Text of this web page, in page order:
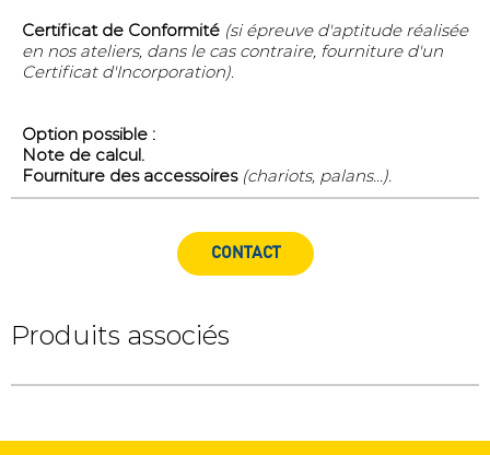
Certificat de Conformité (si épreuve d'aptitude réalisée
en nos ateliers, dans le cas contraire, fourniture d'un
Certificat d'Incorporation).
Option possible :
Note de calcul.
Fourniture des accessoires (chariots, palans...).
CONTACT
Produits associés